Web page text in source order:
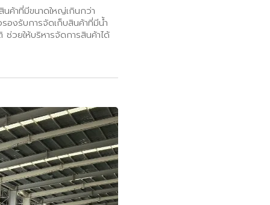
ค้าที่มีขนาดใหญ่เกินกว่า
องรับการจัดเก็บสินค้าที่มีน้ำ
วยให้บริหารจัดการสินค้าได้